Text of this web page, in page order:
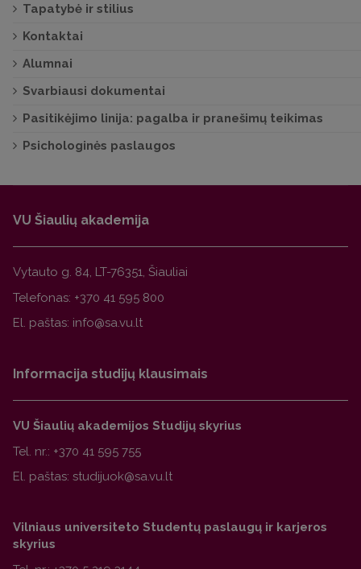
Tapatybė ir stilius
Kontaktai
Alumnai
Svarbiausi dokumentai
Pasitikėjimo linija: pagalba ir pranešimų teikimas
Psichologinės paslaugos
VU Šiaulių akademija
Vytauto g. 84, LT-76351, Šiauliai
Telefonas: +370 41 595 800
El. paštas:
Informacija studijų klausimais
VU Šiaulių akademijos Studijų skyrius
Tel. nr.: +370 41 595 755
El. paštas:
Vilniaus universiteto Studentų paslaugų ir karjeros
skyrius